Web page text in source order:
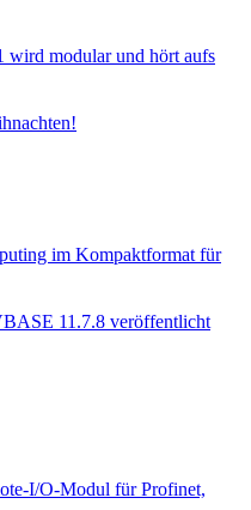
modular und hört aufs
im Kompaktformat für
11.7.8 veröffentlicht
I/O-Modul für Profinet,